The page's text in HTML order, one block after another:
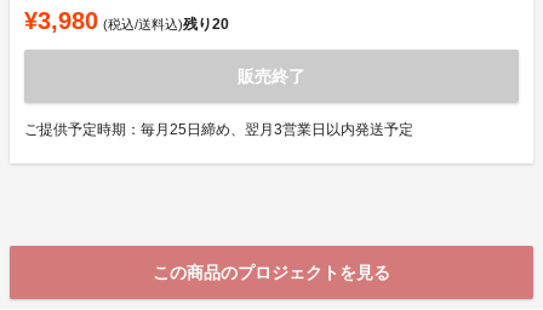
¥3,980 (税込/送料込)残り20
販売終了
ご提供予定時期：毎月25日締め、翌月3営業日以内発送予定
この商品のプロジェクトを見る